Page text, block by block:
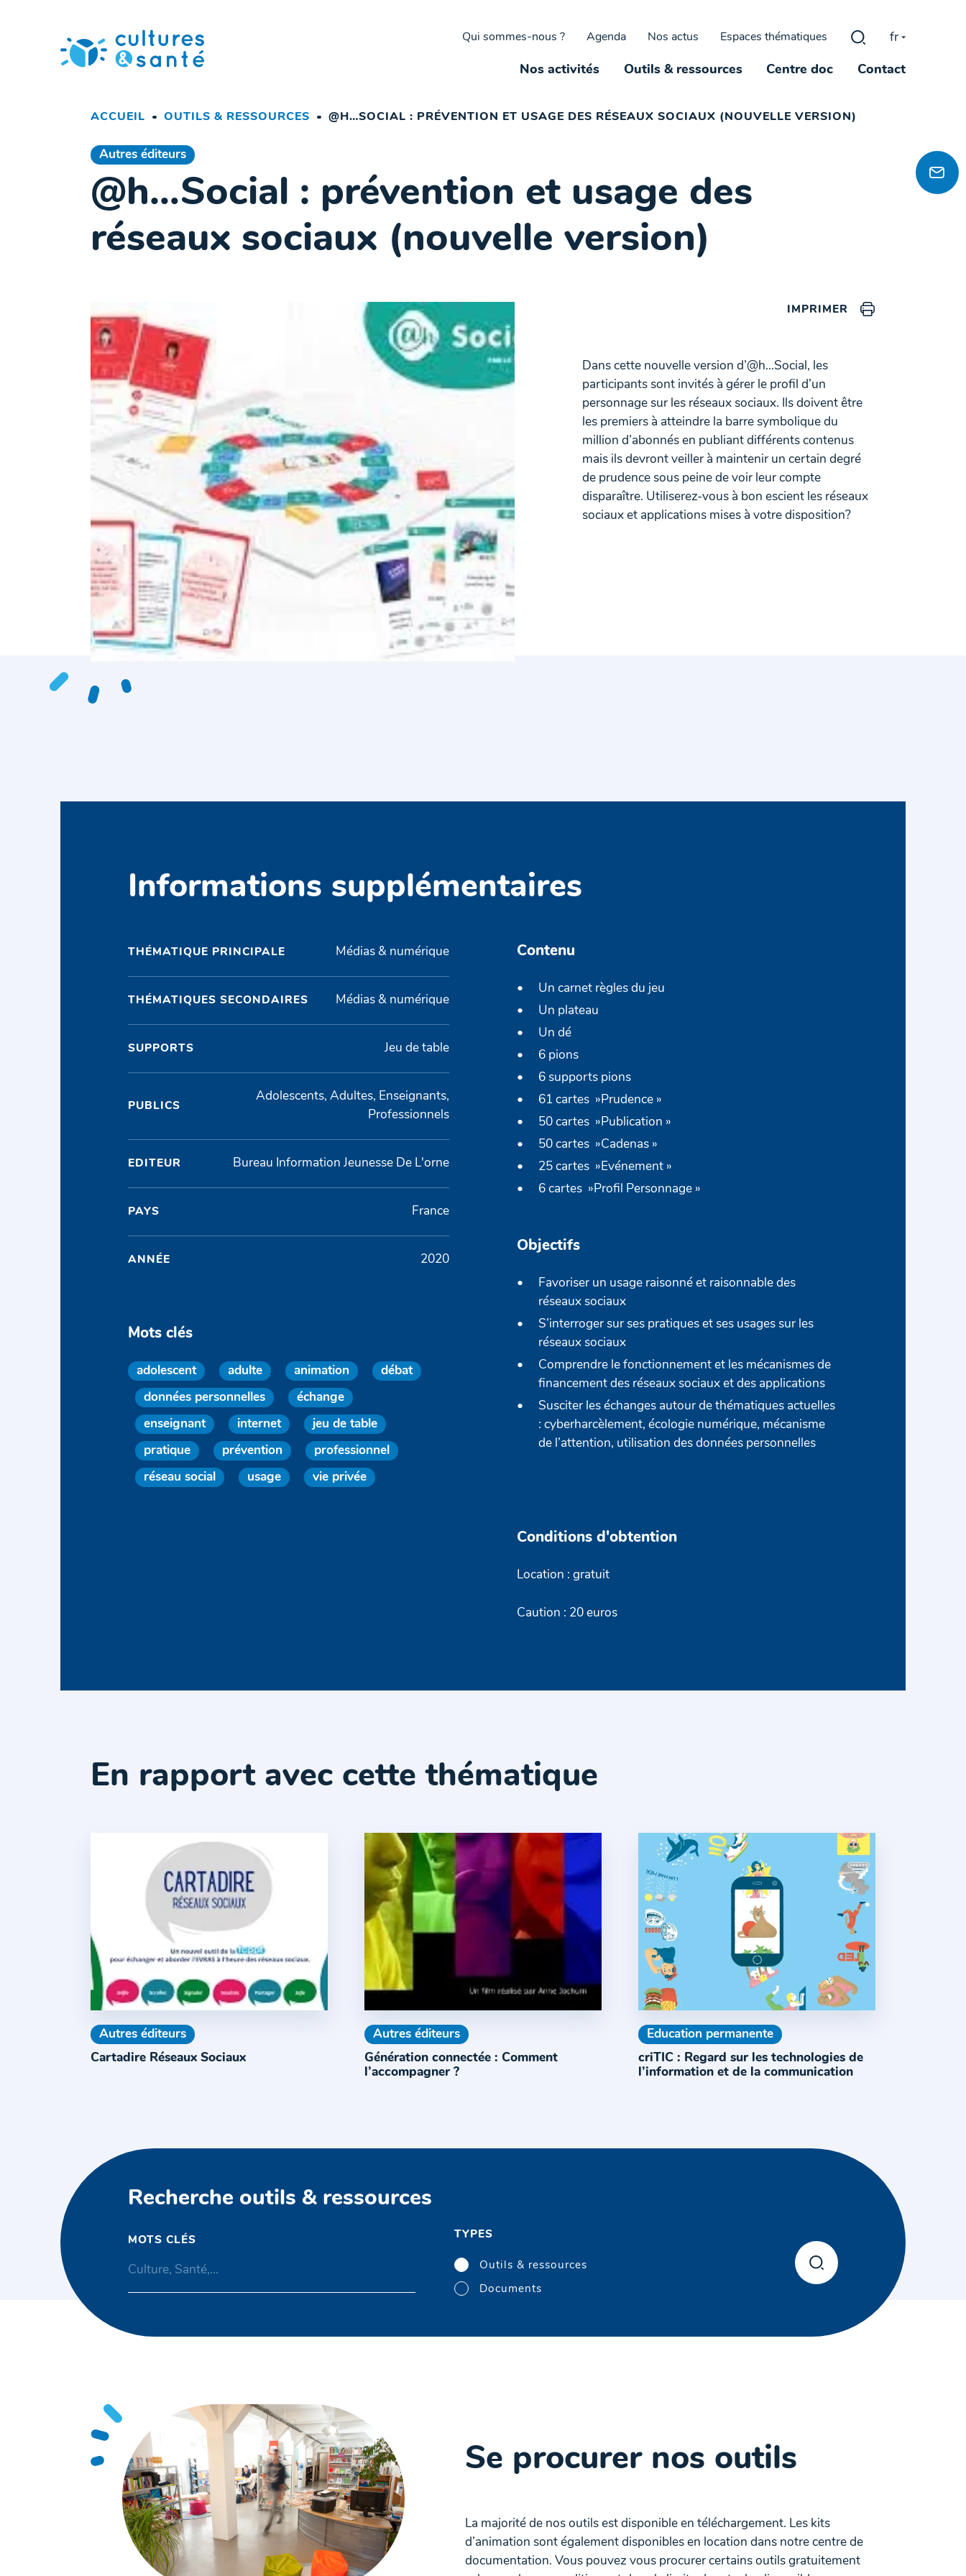
Qui sommes-nous ? Agenda Nos actus Espaces thématiques Rechercher :
fr
Nos activités Outils & ressources Centre doc Contact
ACCUEIL OUTILS & RESSOURCES @H…SOCIAL : PRÉVENTION ET USAGE DES RÉSEAUX SOCIAUX (NOUVELLE VERSION)
Autres éditeurs
@h…Social : prévention et usage des
réseaux sociaux (nouvelle version)
IMPRIMER
Dans cette nouvelle version d’@h…Social, les
participants sont invités à gérer le profil d’un
personnage sur les réseaux sociaux. Ils doivent être
les premiers à atteindre la barre symbolique du
million d’abonnés en publiant différents contenus
mais ils devront veiller à maintenir un certain degré
de prudence sous peine de voir leur compte
disparaître. Utiliserez-vous à bon escient les réseaux
sociaux et applications mises à votre disposition?
Informations supplémentaires
THÉMATIQUE PRINCIPALE Médias & numérique
THÉMATIQUES SECONDAIRES Médias & numérique
SUPPORTS Jeu de table
PUBLICS
Adolescents, Adultes, Enseignants,
Professionnels
EDITEUR Bureau Information Jeunesse De L'orne
PAYS France
ANNÉE 2020
Mots clés
adolescent adulte animation débat
données personnelles échange
enseignant internet jeu de table
pratique prévention professionnel
réseau social usage vie privée
Contenu
Un carnet règles du jeu
Un plateau
Un dé
6 pions
6 supports pions
61 cartes »Prudence »
50 cartes »Publication »
50 cartes »Cadenas »
25 cartes »Evénement »
6 cartes »Profil Personnage »
Objectifs
Favoriser un usage raisonné et raisonnable des
réseaux sociaux
S’interroger sur ses pratiques et ses usages sur les
réseaux sociaux
Comprendre le fonctionnement et les mécanismes de
financement des réseaux sociaux et des applications
Susciter les échanges autour de thématiques actuelles
: cyberharcèlement, écologie numérique, mécanisme
de l’attention, utilisation des données personnelles
Conditions d'obtention
Location : gratuit
Caution : 20 euros
En rapport avec cette thématique
Autres éditeurs
Cartadire Réseaux Sociaux
Autres éditeurs
Génération connectée : Comment
l’accompagner ?
Education permanente
criTIC : Regard sur les technologies de
l’information et de la communication
Recherche outils & ressources
MOTS CLÉS TYPES
Outils & ressources
Documents
Se procurer nos outils
La majorité de nos outils est disponible en téléchargement. Les kits
d’animation sont également disponibles en location dans notre centre de
documentation. Vous pouvez vous procurer certains outils gratuitement